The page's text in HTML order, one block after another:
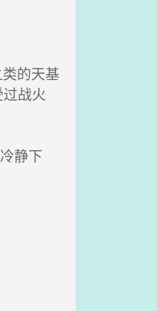
的天基
战火
静下